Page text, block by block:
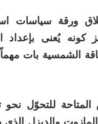
ورقة سياسات
يُعنى بإعداد
الشمسية بات مهماً
للتحوّل نحو